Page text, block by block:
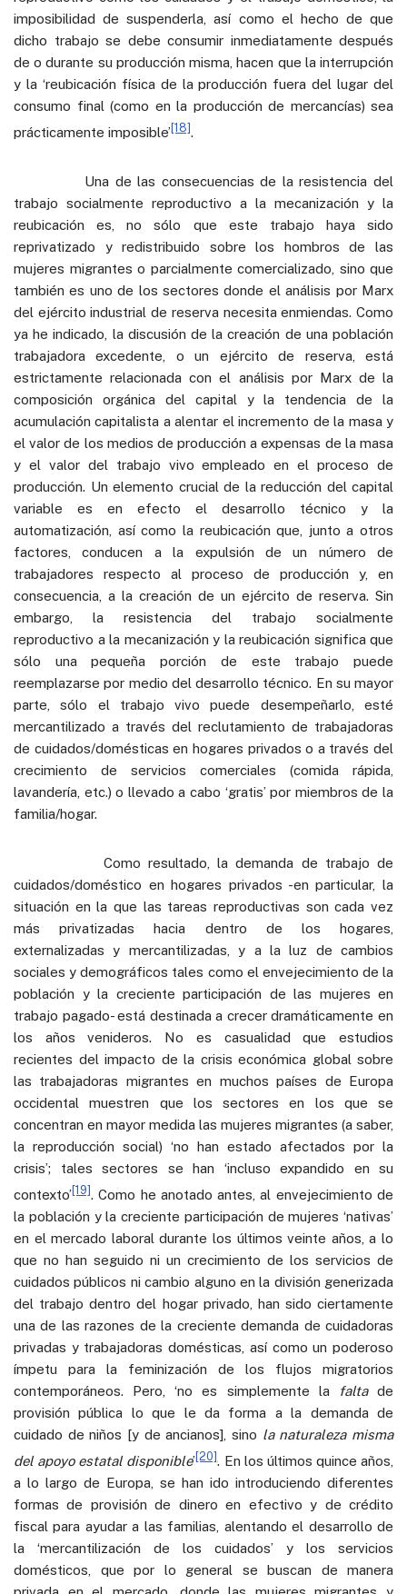
imposibilidad de suspenderla, así como el hecho de que
dicho trabajo se debe consumir inmediatamente después
de o durante su producción misma, hacen que la interrupción
y la ‘reubicación física de la producción fuera del lugar del
consumo final (como en la producción de mercancías) sea
prácticamente imposible’[18].
Una de las consecuencias de la resistencia del
trabajo socialmente reproductivo a la mecanización y la
reubicación es, no sólo que este trabajo haya sido
reprivatizado y redistribuido sobre los hombros de las
mujeres migrantes o parcialmente comercializado, sino que
también es uno de los sectores donde el análisis por Marx
del ejército industrial de reserva necesita enmiendas. Como
ya he indicado, la discusión de la creación de una población
trabajadora excedente, o un ejército de reserva, está
estrictamente relacionada con el análisis por Marx de la
composición orgánica del capital y la tendencia de la
acumulación capitalista a alentar el incremento de la masa y
el valor de los medios de producción a expensas de la masa
y el valor del trabajo vivo empleado en el proceso de
producción. Un elemento crucial de la reducción del capital
variable es en efecto el desarrollo técnico y la
automatización, así como la reubicación que, junto a otros
factores, conducen a la expulsión de un número de
trabajadores respecto al proceso de producción y, en
consecuencia, a la creación de un ejército de reserva. Sin
embargo, la resistencia del trabajo socialmente
reproductivo a la mecanización y la reubicación significa que
sólo una pequeña porción de este trabajo puede
reemplazarse por medio del desarrollo técnico. En su mayor
parte, sólo el trabajo vivo puede desempeñarlo, esté
mercantilizado a través del reclutamiento de trabajadoras
de cuidados/domésticas en hogares privados o a través del
crecimiento de servicios comerciales (comida rápida,
lavandería, etc.) o llevado a cabo ‘gratis’ por miembros de la
familia/hogar.
Como resultado, la demanda de trabajo de
cuidados/doméstico en hogares privados -en particular, la
situación en la que las tareas reproductivas son cada vez
más privatizadas hacia dentro de los hogares,
externalizadas y mercantilizadas, y a la luz de cambios
sociales y demográficos tales como el envejecimiento de la
población y la creciente participación de las mujeres en
trabajo pagado- está destinada a crecer dramáticamente en
los años venideros. No es casualidad que estudios
recientes del impacto de la crisis económica global sobre
las trabajadoras migrantes en muchos países de Europa
occidental muestren que los sectores en los que se
concentran en mayor medida las mujeres migrantes (a saber,
la reproducción social) ‘no han estado afectados por la
crisis’; tales sectores se han ‘incluso expandido en su
contexto’[19]. Como he anotado antes, al envejecimiento de
la población y la creciente participación de mujeres ‘nativas’
en el mercado laboral durante los últimos veinte años, a lo
que no han seguido ni un crecimiento de los servicios de
cuidados públicos ni cambio alguno en la división generizada
del trabajo dentro del hogar privado, han sido ciertamente
una de las razones de la creciente demanda de cuidadoras
privadas y trabajadoras domésticas, así como un poderoso
ímpetu para la feminización de los flujos migratorios
contemporáneos. Pero, ‘no es simplemente la
faltade
provisión pública lo que le da forma a la demanda de
cuidado de niños [y de ancianos], sino la naturaleza misma
del apoyo estatal disponible’[20]. En los últimos quince años,
a lo largo de Europa, se han ido introduciendo diferentes
formas de provisión de dinero en efectivo y de crédito
fiscal para ayudar a las familias, alentando el desarrollo de
la ‘mercantilización de los cuidados’ y los servicios
domésticos, que por lo general se buscan de manera